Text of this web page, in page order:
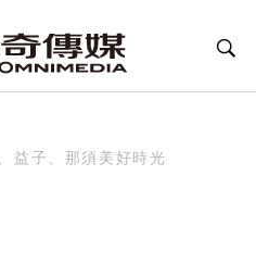
益子、那須美好時光